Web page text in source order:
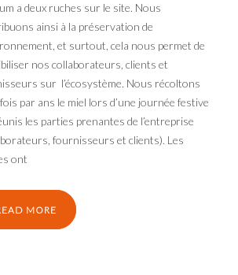
a deux ruches sur le site. Nous
ainsi à la préservation de
et surtout, cela nous permet de
nos collaborateurs, clients et
sur l’écosystème. Nous récoltons
par ans le miel lors d’une journée festive
les parties prenantes de l’entreprise
fournisseurs et clients). Les
ont
MORE